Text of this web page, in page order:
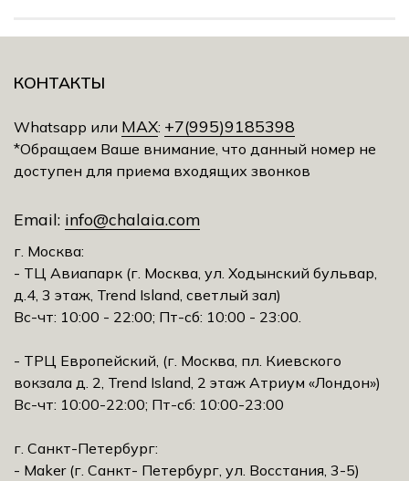
КОНТАКТЫ
Whatsapp или MAX: +7(995)9185398
*Обращаем Ваше внимание, что данный номер не
доступен для приема входящих звонков
Email: info@chalaia.com
г. Москва:
- ТЦ Авиапарк (г. Москва, ул. Ходынский бульвар,
д.4, 3 этаж, Trеnd Island, светлый зал)
Вс-чт: 10:00 - 22:00; Пт-сб: 10:00 - 23:00.
- ТРЦ Европейский, (г. Москва, пл. Киевского
вокзала д. 2, Trеnd Island, 2 этаж Атриум «Лондон»)
Вс-чт: 10:00-22:00; Пт-сб: 10:00-23:00
г. Санкт-Петербург:
- Maker (г. Санкт- Петербург, ул. Восстания, 3-5)